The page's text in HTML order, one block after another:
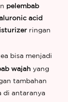
pelembab
acid
ringan
bisa menjadi
wajah yang
tambahan
di antaranya